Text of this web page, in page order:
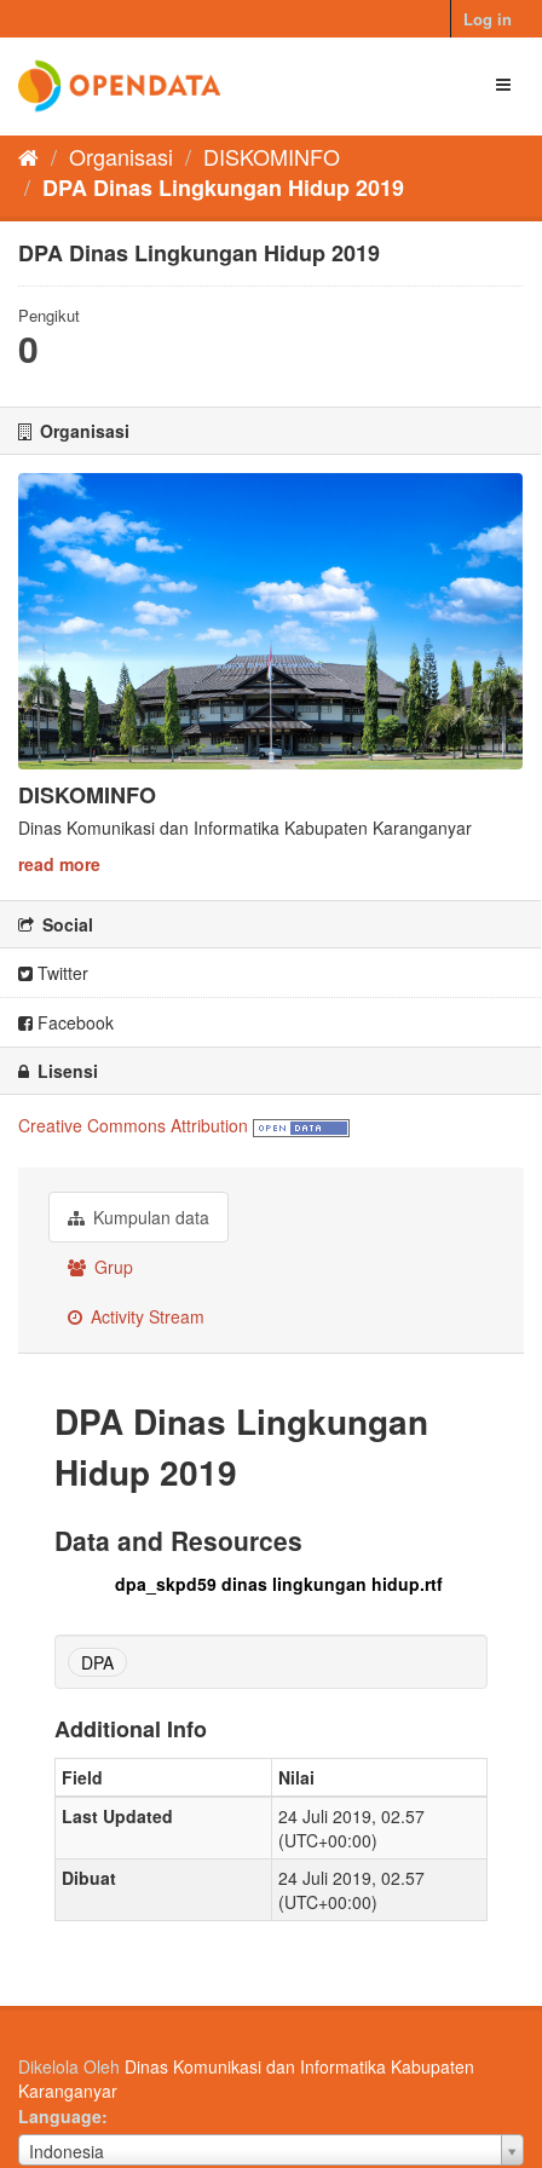
to
content
Log in
Organisasi
DISKOMINFO
DPA Dinas Lingkungan Hidup 2019
DPA Dinas Lingkungan Hidup 2019
Pengikut
0
Organisasi
DISKOMINFO
Dinas Komunikasi dan Informatika Kabupaten Karanganyar
read more
Social
Twitter
Facebook
Lisensi
Creative Commons Attribution
Kumpulan data
Grup
Activity Stream
DPA Dinas Lingkungan
Hidup 2019
Data and Resources
dpa_skpd59 dinas lingkungan hidup.rtf
DPA
Additional Info
Field
Nilai
Last Updated
24 Juli 2019, 02.57
(UTC+00:00)
Dibuat
24 Juli 2019, 02.57
(UTC+00:00)
Dikelola Oleh Dinas Komunikasi dan Informatika Kabupaten
Karanganyar
Language
Indonesia
Language